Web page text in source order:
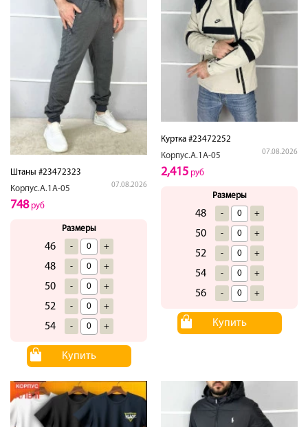
Штаны #23472323
Корпус.А.1А-05
07.08.2026
748руб
Размеры
46 - +
48 - +
50 - +
52 - +
54 - +
Купить
Куртка #23472252
Корпус.А.1А-05
07.08.2026
2,415 руб
Размеры
48 - +
50 - +
52 - +
54 - +
56 - +
Купить